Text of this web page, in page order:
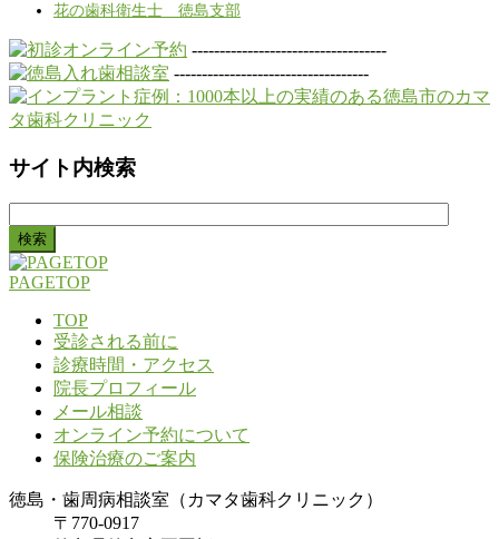
花の歯科衛生士 徳島支部
-----------------------------------
-----------------------------------
サイト内検索
索:
PAGETOP
TOP
受診される前に
診療時間・アクセス
院長プロフィール
メール相談
オンライン予約について
保険治療のご案内
徳島・歯周病相談室（カマタ歯科クリニック）
〒770-0917